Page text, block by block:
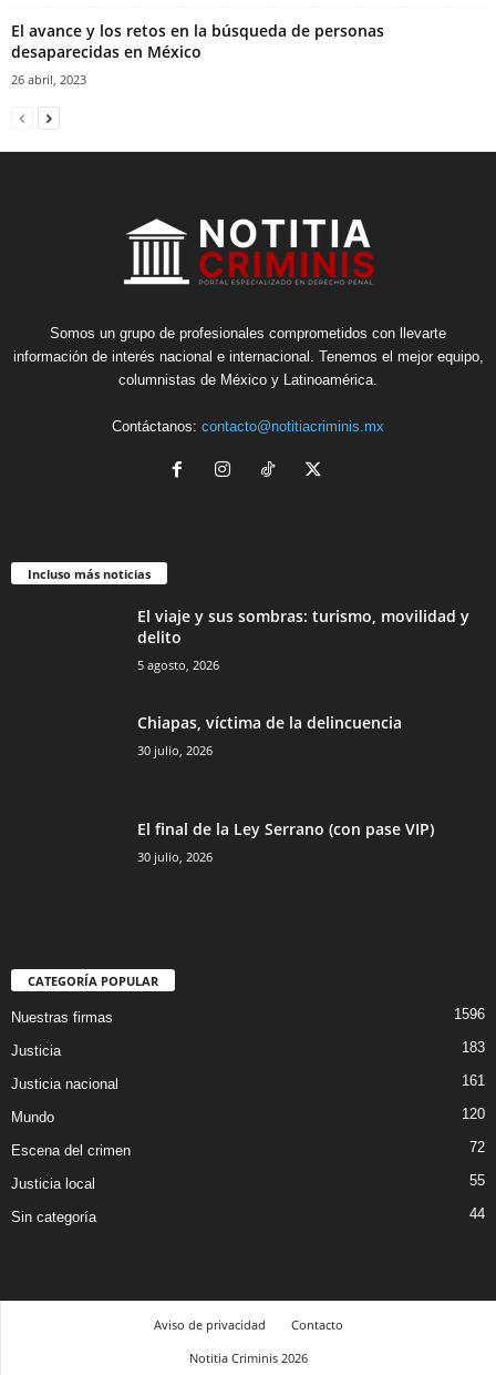
El avance y los retos en la búsqueda de personas
desaparecidas en México
26 abril, 2023
Somos un grupo de profesionales comprometidos con llevarte
información de interés nacional e internacional. Tenemos el mejor equipo,
columnistas de México y Latinoamérica.
Contáctanos: contacto@notitiacriminis.mx
Incluso más noticias
El viaje y sus sombras: turismo, movilidad y
delito
5 agosto, 2026
Chiapas, víctima de la delincuencia
30 julio, 2026
El final de la Ley Serrano (con pase VIP)
30 julio, 2026
CATEGORÍA POPULAR
Nuestras firmas 1596
Justicia 183
Justicia nacional 161
Mundo 120
Escena del crimen 72
Justicia local 55
Sin categoría 44
Aviso de privacidad
Contacto
Notitia Criminis 2026